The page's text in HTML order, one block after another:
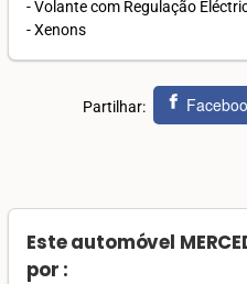
- Volante com Regulação
- Xenons
Partilhar:
Este automóvel
por :